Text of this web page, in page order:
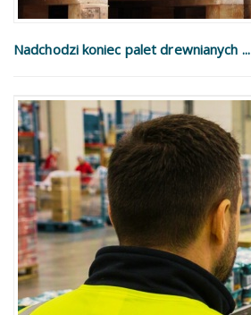
Nadchodzi koniec palet drewnianych ...